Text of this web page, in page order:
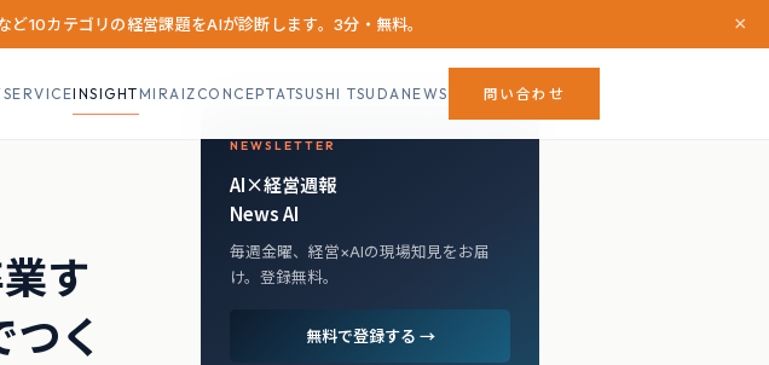
10カテゴリの経営課題をAIが診断します。3分・無料。 ×
SERVICEINSIGHT MIRAIZCONCEPTATSUSHI TSUDA NEWS 問い合わせ
す
く
NEWSLETTER
AI×経営週報
News AI
毎週金曜、経営×AIの現場知見をお届
け。登録無料。
無料で登録する →